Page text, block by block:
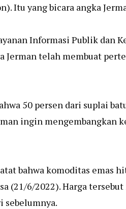
Itu yang bicara angka
Informasi Publik dan
Jerman telah membuat
50 persen dari suplai
ingin mengembangkan
bahwa komoditas emas
(21/6/2022). Harga
sebelumnya.